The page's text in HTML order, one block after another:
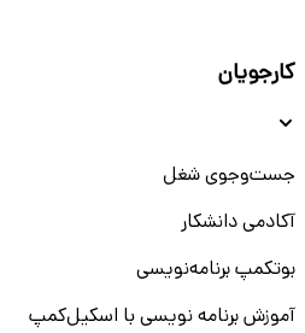
کارجویان
جست‌و‌جوی شغل
آکادمی دانشکار
بوتکمپ برنامه‌نویسی
آموزش برنامه نویسی با اسکیل‌کمپ